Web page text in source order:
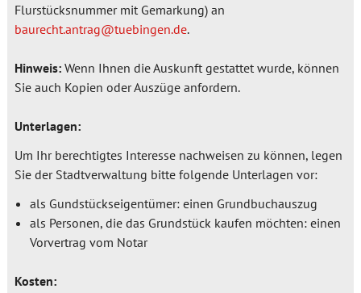
Flurstücksnummer mit Gemarkung) an
baurecht.antrag@tuebingen.de.
Hinweis:Wenn Ihnen die Auskunft gestattet wurde, können
Sie auch Kopien oder Auszüge anfordern.
Unterlagen:
Um Ihr berechtigtes Interesse nachweisen zu können, legen
Sie der Stadtverwaltung bitte folgende Unterlagen vor:
als Gundstückseigentümer: einen Grundbuchauszug
als Personen, die das Grundstück kaufen möchten: einen
Vorvertrag vom Notar
Kosten: